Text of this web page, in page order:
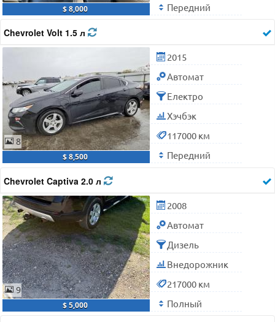
$ 8,000
Передний
Chevrolet Volt 1.5 л
8
$ 8,500
2015
Автомат
Електро
Хэчбэк
117000 км
Передний
Chevrolet Captiva 2.0 л
9
$ 5,000
2008
Автомат
Дизель
Внедорожник
217000 км
Полный